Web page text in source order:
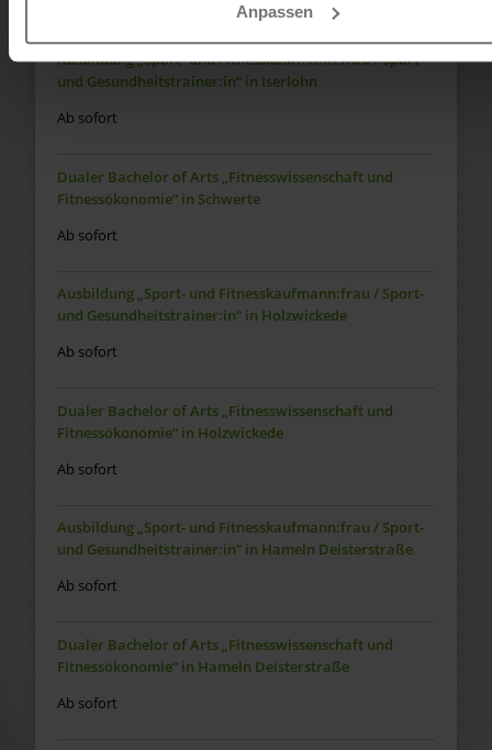
Anpassen
Ausbildung „Sport- und Fitnesskaufmann:frau / Sport-
und Gesundheitstrainer:in“ in Iserlohn
Ab sofort
Dualer Bachelor of Arts „Fitnesswissenschaft und
Fitnessökonomie“ in Schwerte
Ab sofort
Ausbildung „Sport- und Fitnesskaufmann:frau / Sport-
und Gesundheitstrainer:in“ in Holzwickede
Ab sofort
Dualer Bachelor of Arts „Fitnesswissenschaft und
Fitnessökonomie“ in Holzwickede
Ab sofort
Ausbildung „Sport- und Fitnesskaufmann:frau / Sport-
und Gesundheitstrainer:in“ in Hameln Deisterstraße
Ab sofort
Dualer Bachelor of Arts „Fitnesswissenschaft und
Fitnessökonomie“ in Hameln Deisterstraße
Ab sofort